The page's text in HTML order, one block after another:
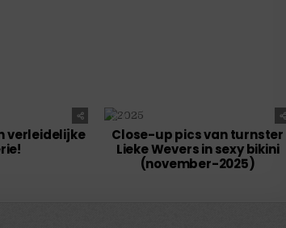
1844
verleidelijke
0 21061
Close-up pics van turnster
Lieke Wevers in sexy bikini
(november-2025)